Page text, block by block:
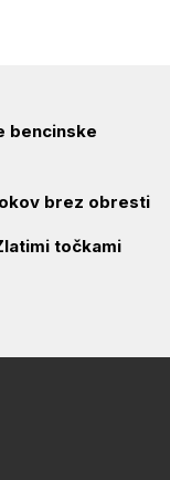
bencinske
brez obresti
točkami